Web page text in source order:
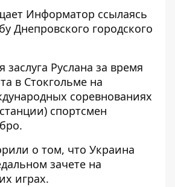
Информатор ссылаясь
Днепровского городского
заслуга Руслана за время
в Стокгольме на
соревнованиях
спортсмен
о том, что Украина
зачете на
играх.